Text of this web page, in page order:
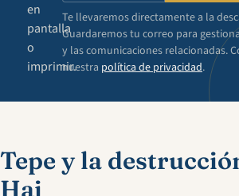
en
pantalla
o
imprimir.
Te llevaremos directamente a la
Guardaremos tu correo para
y las comunicaciones relacionadas.
nuestra política de privacidad.
Tepe y la
Hai